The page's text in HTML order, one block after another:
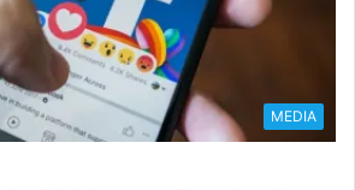
MEDIA